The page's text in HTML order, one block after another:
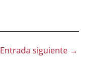
Entrada siguiente →